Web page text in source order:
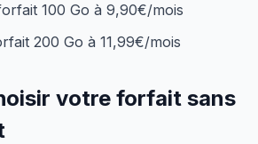
100 Go à 9,90€/mois
200 Go à 11,99€/mois
votre forfait sans